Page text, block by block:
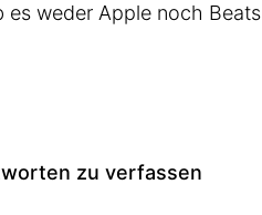
es weder Apple noch Beats
zu verfassen